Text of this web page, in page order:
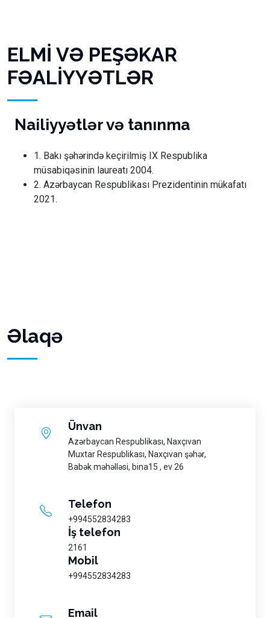
ELMİ VƏ PEŞƏKAR
FƏALİYYƏTLƏR
Nailiyyətlər və tanınma
1. Bakı şəhərində keçirilmiş IX Respublika
müsabiqəsinin laureatı 2004.
2. Azərbaycan Respublikası Prezidentinin mükafatı
2021.
Əlaqə
Ünvan
Azərbaycan Respublikası, Naxçıvan
Muxtar Respublikası, Naxçıvan şəhər,
Babək məhəlləsi, bina15 , ev 26
Telefon
+994552834283
İş telefon
2161
Mobil
+994552834283
Email